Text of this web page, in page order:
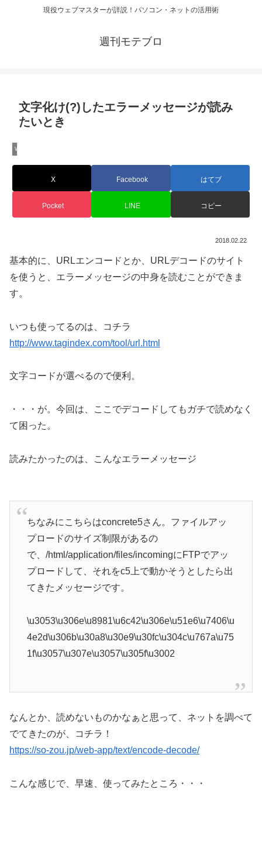
現役ウェブマスターが詳説！パソコン・ネットの活用術
週刊モテブロ
文字化け(?)したエラーメッセージが読み
たいとき
Web技術
X Facebook はてブ
Pocket LINE コピー
2018.02.22
基本的に、URLエンコードとか、URLデコードのサイト
を使うと、エラーメッセージの中身を読むことができま
す。
いつも使ってるのは、コチラ
http://www.tagindex.com/tool/url.html
文字コードが選べるので便利。
・・・が。今回は、ここでデコードしてもガチで読めなく
て困った。
読みたかったのは、こんなエラーメッセージ
ちなみにこちらはconcrete5さん。ファイルアッ
プロードのサイズ制限があるの
で、/html/application/files/incomingにFTPでアッ
プロードして、それをc5上で動かそうとしたら出
てきたメッセージです。
\u3053\u306e\u8981\u6c42\u306e\u51e6\u7406\u
4e2d\u306b\u30a8\u30e9\u30fc\u304c\u767a\u75
1f\u3057\u307e\u3057\u305f\u3002
なんとか、読めないものかなぁと思って、ネットを調べて
でてきたのが、コチラ！
https://so-zou.jp/web-app/text/encode-decode/
こんな感じで、早速、使ってみたところ・・・